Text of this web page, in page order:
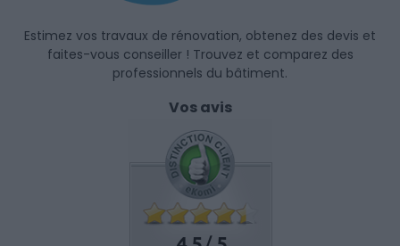
Estimez vos travaux de rénovation, obtenez des devis et
faites-vous conseiller ! Trouvez et comparez des
professionnels du bâtiment.
Vos avis
/